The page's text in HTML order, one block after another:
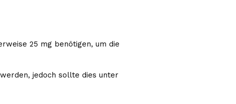
25 mg benötigen, um die
jedoch sollte dies unter